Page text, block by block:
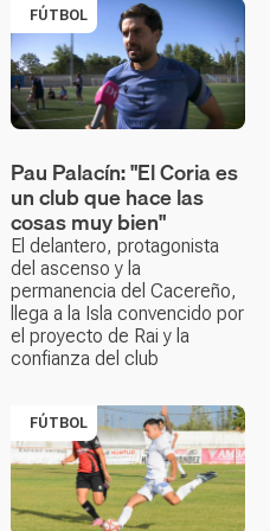
FÚTBOL
Pau Palacín: "El Coria es
un club que hace las
cosas muy bien"
El delantero, protagonista
del ascenso y la
permanencia del Cacereño,
llega a la Isla convencido por
el proyecto de Rai y la
confianza del club
FÚTBOL